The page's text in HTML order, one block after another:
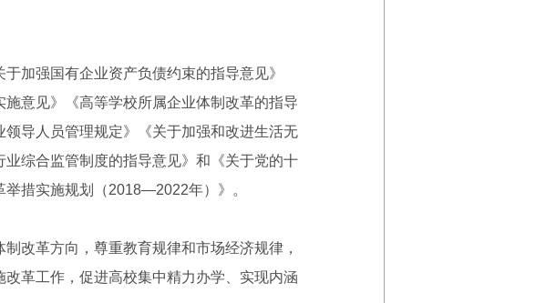
强国有企业资产负债约束的指导意见》
意见》《高等学校所属企业体制改革的指导
导人员管理规定》《关于加强和改进生活无
综合监管制度的指导意见》和《关于党的十
措实施规划（2018—2022年）》。
革方向，尊重教育规律和市场经济规律，
革工作，促进高校集中精力办学、实现内涵